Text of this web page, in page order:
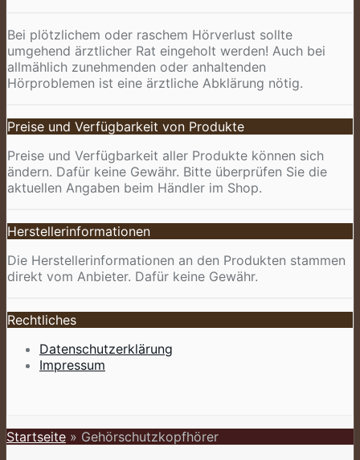
Bei plötzlichem oder raschem Hörverlust sollte
umgehend ärztlicher Rat eingeholt werden! Auch bei
allmählich zunehmenden oder anhaltenden
Hörproblemen ist eine ärztliche Abklärung nötig.
Preise und Verfügbarkeit von Produkte
Preise und Verfügbarkeit aller Produkte können sich
ändern. Dafür keine Gewähr. Bitte überprüfen Sie die
aktuellen Angaben beim Händler im Shop.
Herstellerinformationen
Die Herstellerinformationen an den Produkten stammen
direkt vom Anbieter. Dafür keine Gewähr.
Rechtliches
Datenschutzerklärung
Impressum
Startseite » Gehörschutzkopfhörer